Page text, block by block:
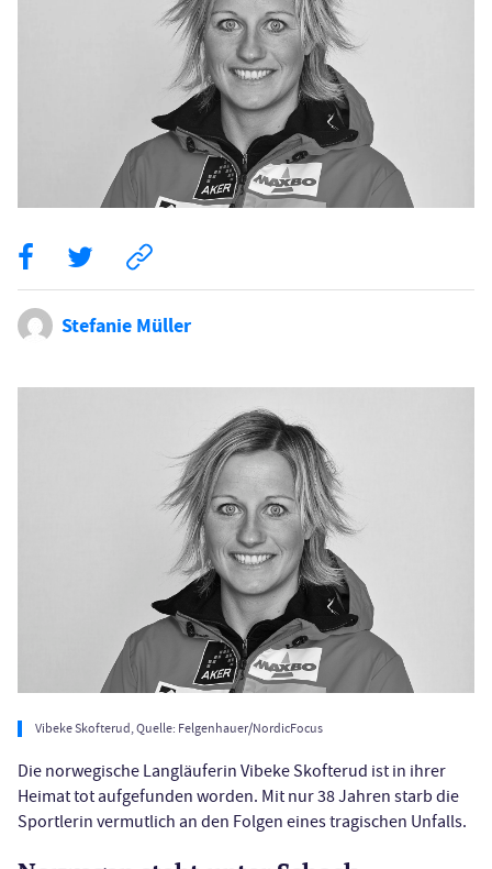
Stefanie Müller
Vibeke Skofterud, Quelle: Felgenhauer/NordicFocus
Die norwegische Langläuferin Vibeke Skofterud ist in ihrer
Heimat tot aufgefunden worden. Mit nur 38 Jahren starb die
Sportlerin vermutlich an den Folgen eines tragischen Unfalls.